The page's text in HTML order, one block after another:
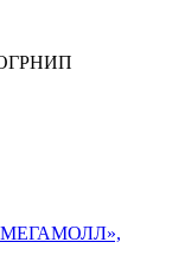
ОГРНИП
"МЕГАМОЛЛ»,